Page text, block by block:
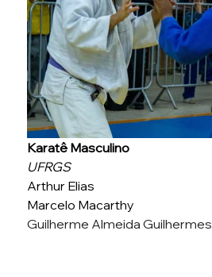
Karatê Masculino
UFRGS
Arthur Elias
Marcelo Macarthy
Guilherme Almeida Guilhermes